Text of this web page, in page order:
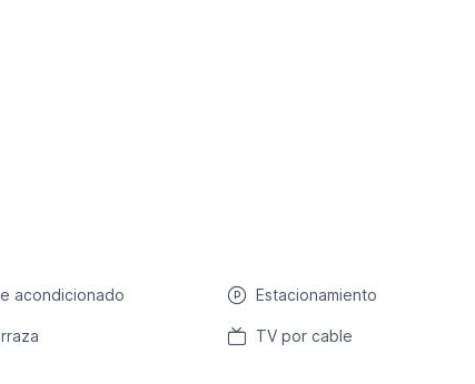
acondicionado Estacionamiento
TV por cable